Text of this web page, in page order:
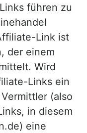
führen zu
Link ist
der einem
Wird
Links ein
(also
in diesem
eine